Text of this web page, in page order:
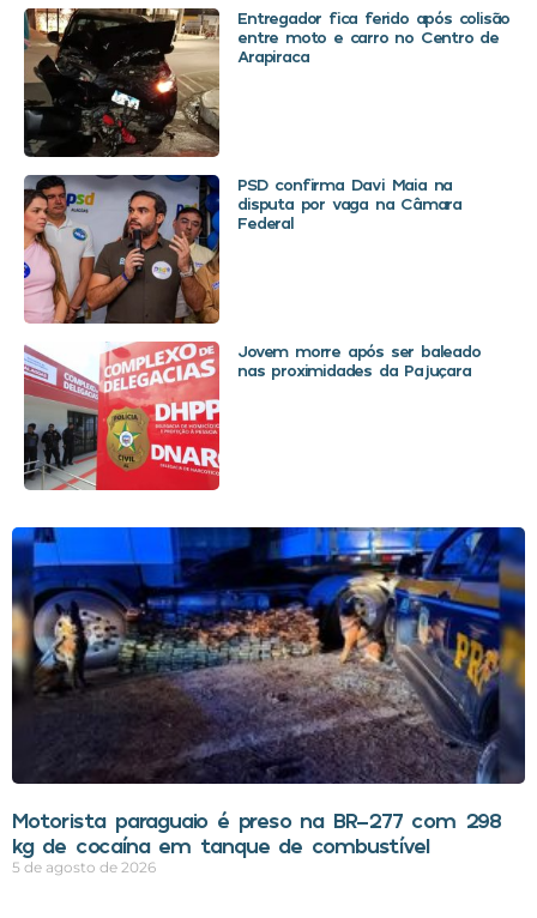
Entregador fica ferido após colisão
entre moto e carro no Centro de
Arapiraca
PSD confirma Davi Maia na
disputa por vaga na Câmara
Federal
Jovem morre após ser baleado
nas proximidades da Pajuçara
Motorista paraguaio é preso na BR-277 com 298
kg de cocaína em tanque de combustível
5 de agosto de 2026